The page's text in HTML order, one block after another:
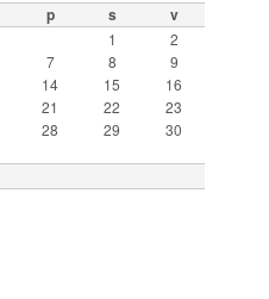
p s v
1
2
7 8
9
14 15
16
21 22
23
28 29
30